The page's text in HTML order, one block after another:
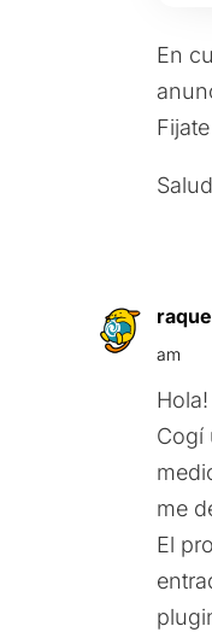
En
am
Cogí
me
El